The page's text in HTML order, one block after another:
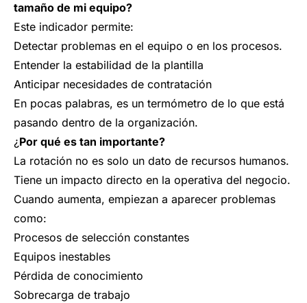
tamaño de mi equipo?
Este indicador permite:
Detectar problemas en el equipo o en los procesos.
Entender la estabilidad de la plantilla
Anticipar necesidades de contratación
En pocas palabras, es un termómetro de lo que está
pasando dentro de la organización.
¿Por qué es tan importante?
La rotación no es solo un dato de recursos humanos.
Tiene un impacto directo en la operativa del negocio.
Cuando aumenta, empiezan a aparecer problemas
como:
Procesos de selección constantes
Equipos inestables
Pérdida de conocimiento
Sobrecarga de trabajo